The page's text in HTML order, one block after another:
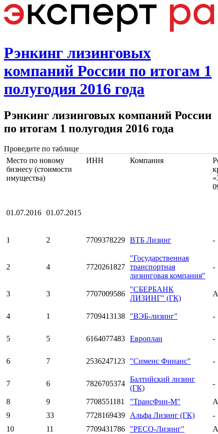
Рэнкинг лизинговых
компаний России по итогам 1
полугодия 2016 года
Рэнкинг лизинговых компаний России
по итогам 1 полугодия 2016 года
Проведите по таблице
Место по новому
бизнесу (стоимости
имущества)
ИНН Компания
01.07.2016 01.07.2015
1 2 7709378229 ВТБ Лизинг -
2 4 7720261827
"Государственная
транспортная
лизинговая компания"
-
3 3 7707009586
"СБЕРБАНК
ЛИЗИНГ" (ГК)
4 1 7709413138 "ВЭБ-лизинг" -
5 5 6164077483 Европлан -
6 7 2536247123 "Сименс Финанс" -
7 6 7826705374
Балтийский лизинг
(ГК)
-
8 9 7708551181 "ТрансФин-М"
9
33 7728169439 Альфа Лизинг (ГК)
-
10
11 7709431786 "РЕСО-Лизинг"